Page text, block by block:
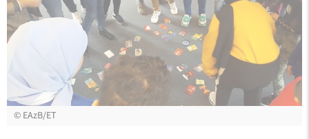
© EAzB/ET